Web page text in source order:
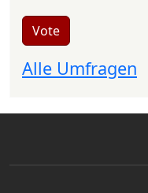
Vote
Alle Umfragen